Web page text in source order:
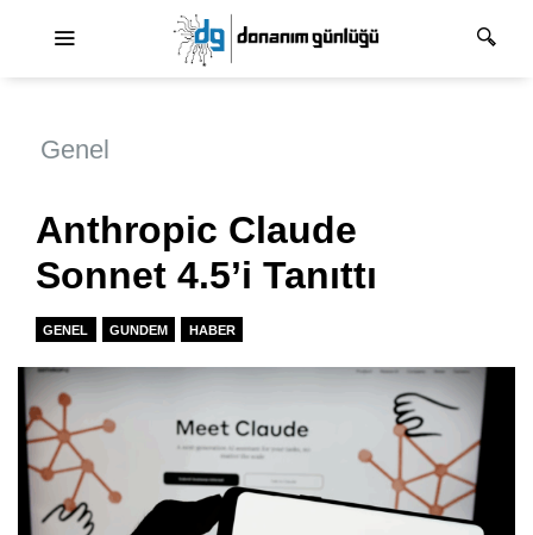
Genel
Anthropic Claude
Sonnet 4.5’i Tanıttı
GENEL GUNDEM HABER